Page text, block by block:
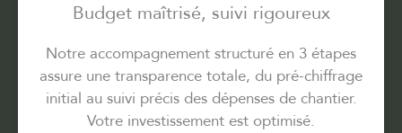
Budget maîtrisé, suivi rigoureux
Notre accompagnement structuré en 3 étapes
assure une transparence totale, du pré-chiffrage
initial au suivi précis des dépenses de chantier.
Votre investissement est optimisé.